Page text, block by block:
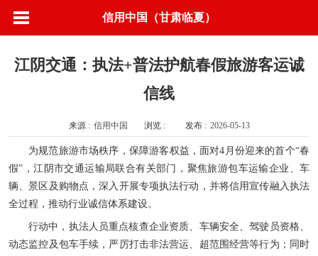
信用中国（甘肃临夏）
江阴交通：执法+普法护航春假旅游客运诚
信线
来源 : 信用中国 浏览 : 发布 : 2026-05-13
为规范旅游市场秩序，保障游客权益，面对4月份迎来的首个“春
假”，江阴市交通运输局联合有关部门‌，聚焦旅游包车运输企业、车
辆、景区及购物点，深入开展专项执法行动，并将信用宣传融入执法
全过程，推动行业诚信体系建设。
行动中，执法人员重点核查企业资质、车辆安全、驾驶员资格、
动态监控及包车手续，严厉打击非法营运、超范围经营等行为；同时